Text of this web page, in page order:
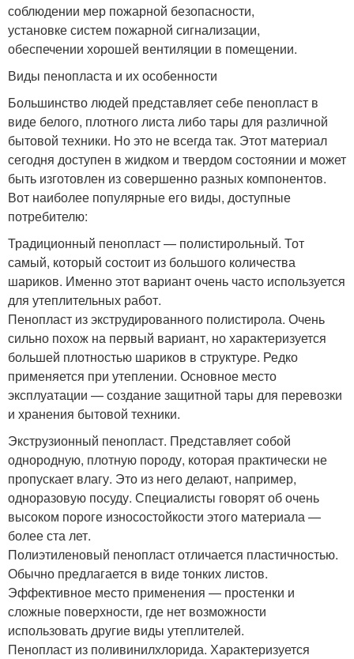
соблюдении мер пожарной безопасности,
установке систем пожарной сигнализации,
обеспечении хорошей вентиляции в помещении.
Виды пенопласта и их особенности
Большинство людей представляет себе пенопласт в
виде белого, плотного листа либо тары для различной
бытовой техники. Но это не всегда так. Этот материал
сегодня доступен в жидком и твердом состоянии и может
быть изготовлен из совершенно разных компонентов.
Вот наиболее популярные его виды, доступные
потребителю:
Традиционный пенопласт — полистирольный. Тот
самый, который состоит из большого количества
шариков. Именно этот вариант очень часто используется
для утеплительных работ.
Пенопласт из экструдированного полистирола. Очень
сильно похож на первый вариант, но характеризуется
большей плотностью шариков в структуре. Редко
применяется при утеплении. Основное место
эксплуатации — создание защитной тары для перевозки
и хранения бытовой техники.
Экструзионный пенопласт. Представляет собой
однородную, плотную породу, которая практически не
пропускает влагу. Это из него делают, например,
одноразовую посуду. Специалисты говорят об очень
высоком пороге износостойкости этого материала —
более ста лет.
Полиэтиленовый пенопласт отличается пластичностью.
Обычно предлагается в виде тонких листов.
Эффективное место применения — простенки и
сложные поверхности, где нет возможности
использовать другие виды утеплителей.
Пенопласт из поливинилхлорида. Характеризуется